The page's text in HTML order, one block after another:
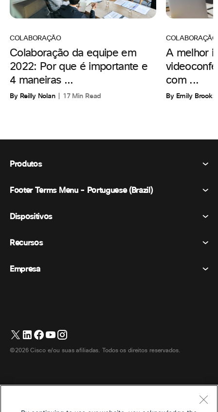
COLABORAÇÃO
Colaboração da equipe em
2022: Por que é importante e
4 maneiras ...
By Reilly Nolan 17 Min Read
COLABORAÇÃO
A melhor
com ...
By Emily Brooks
Produtos
Webex Suite
Mensagens
Eventos
Quadro branco
Footer Terms Menu - Portuguese (Brazil)
Termos e Condições
Marcas registradas
English (Inglês)
Dispositivos
Dispositivos de sala
Fones de ouvido
Recursos
Preços
Empresa
Entre em contato com o suporte
Contato de vendas
©2026 Cisco e/ou suas afiliadas. Todos os direitos reservados.